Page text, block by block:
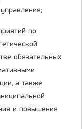
по
обязательных
а также
и повышения